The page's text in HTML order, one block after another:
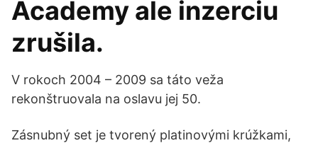
Academy ale inzerciu
zrušila.
V rokoch 2004 – 2009 sa táto veža
rekonštruovala na oslavu jej 50.
Zásnubný set je tvorený platinovými krúžkami,